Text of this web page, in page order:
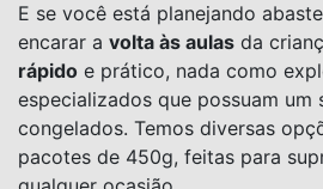
E se você está planejando
encarar a volta às aulas da
rápido e prático, nada como
especializados que possuam um
congelados. Temos diversas
pacotes de 450g, feitas para